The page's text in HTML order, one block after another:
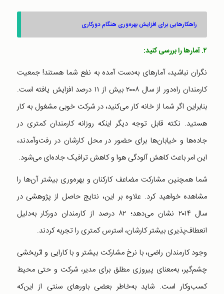
راهکارهایی برای افزایش بهره‌وری هنگام دورکاری
۲. آمارها را بررسی کنید:
نگران نباشید، آمارهای به‌دست آمده به نفع شما هستند! جمعیت
کارمندان راه‌دور از سال ۲۰۰۸ بیش از ۱۱ درصد افزایش یافته است.
بنابراین اگر شما از خانه کار می‌کنید، در شرکت خوبی مشغول به کار
هستید. نکته قابل توجه دیگر اینکه روزانه کارمندان کمتری در
جاده‌ها و خیابان‌ها برای حضور در محل کارشان در رفت‌و‌آمدند،
این امر باعث کاهش آلودگی هوا و کاهش ترافیک جاده‌ای می‌شو‌د.
شما همچنین مشارکت مضاعف کارکنان و بهره‌وری بیشتر آن‌ها را
مشاهده خواهید کرد. علاوه بر این، نتایج حاصل از پژوهشی در
سال ۲۰۱۴ نشان می‌دهد؛ ۸۲ درصد از کارمندان دورکار به‌دلیل
انعطاف‌پذیری بیشتر کارشان، استرس کمتری را تجربه کردند.
وجود کارمندان راضی، با نرخ مشارکت بیشتر و با کارایی و اثربخشی
چشم‌گیر، به‌معنای پیروزی مطلق برای مدیر، شرکت و حتی محیط
کسب‌و‌کار است. شاید به‌خاطر بعضی باورهای سنتی از این‌که